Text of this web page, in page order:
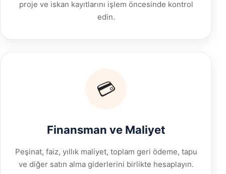
proje ve iskan kayıtlarını işlem öncesinde kontrol
edin.
💳
Finansman ve Maliyet
Peşinat, faiz, yıllık maliyet, toplam geri ödeme, tapu
ve diğer satın alma giderlerini birlikte hesaplayın.